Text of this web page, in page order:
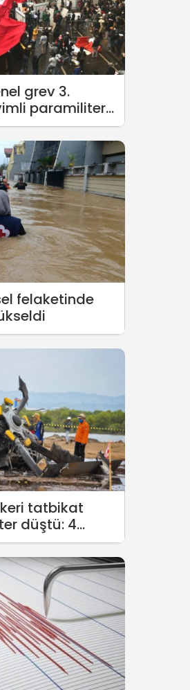
grev 3.
paramiliter
felaketinde
tatbikat
düştü: 4